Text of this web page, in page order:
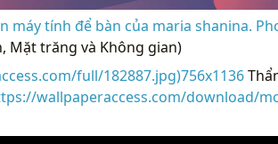
máy tính để bàn của maria shanina.
Mặt trăng và Không gian)
full/182887.jpg)756x1136
wallpaperaccess.com/download/